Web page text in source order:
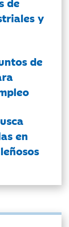
y
de
en